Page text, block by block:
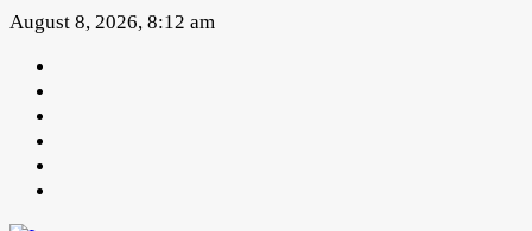
August 8, 2026, 8:12 am